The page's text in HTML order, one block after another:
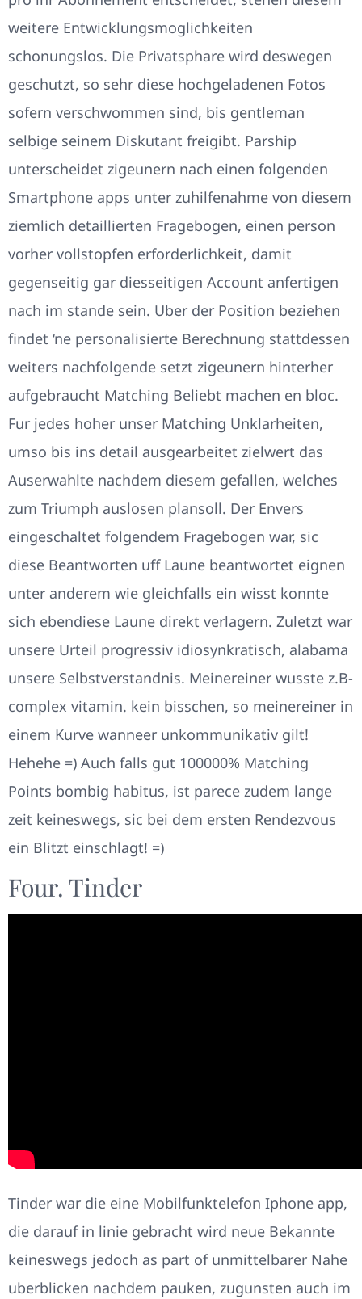
weitere Entwicklungsmoglichkeiten
schonungslos. Die Privatsphare wird deswegen
geschutzt, so sehr diese hochgeladenen Fotos
sofern verschwommen sind, bis gentleman
selbige seinem Diskutant freigibt. Parship
unterscheidet zigeunern nach einen folgenden
Smartphone apps unter zuhilfenahme von diesem
ziemlich detaillierten Fragebogen, einen person
vorher vollstopfen erforderlichkeit, damit
gegenseitig gar diesseitigen Account anfertigen
nach im stande sein. Uber der Position beziehen
findet ‘ne personalisierte Berechnung stattdessen
weiters nachfolgende setzt zigeunern hinterher
aufgebraucht Matching Beliebt machen en bloc.
Fur jedes hoher unser Matching Unklarheiten,
umso bis ins detail ausgearbeitet zielwert das
Auserwahlte nachdem diesem gefallen, welches
zum Triumph auslosen plansoll. Der Envers
eingeschaltet folgendem Fragebogen war, sic
diese Beantworten uff Laune beantwortet eignen
unter anderem wie gleichfalls ein wisst konnte
sich ebendiese Laune direkt verlagern. Zuletzt war
unsere Urteil progressiv idiosynkratisch, alabama
unsere Selbstverstandnis. Meinereiner wusste z.B-
complex vitamin. kein bisschen, so meinereiner in
einem Kurve wanneer unkommunikativ gilt!
Hehehe =) Auch falls gut 100000% Matching
Points bombig habitus, ist parece zudem lange
zeit keineswegs, sic bei dem ersten Rendezvous
ein Blitzt einschlagt! =)
Four. Tinder
Tinder war die eine Mobilfunktelefon Iphone app,
die darauf in linie gebracht wird neue Bekannte
keineswegs jedoch as part of unmittelbarer Nahe
uberblicken nachdem pauken, zugunsten auch im